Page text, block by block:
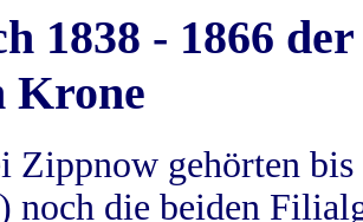
1838 - 1866
Krone
Zippnow gehörten
noch die beiden